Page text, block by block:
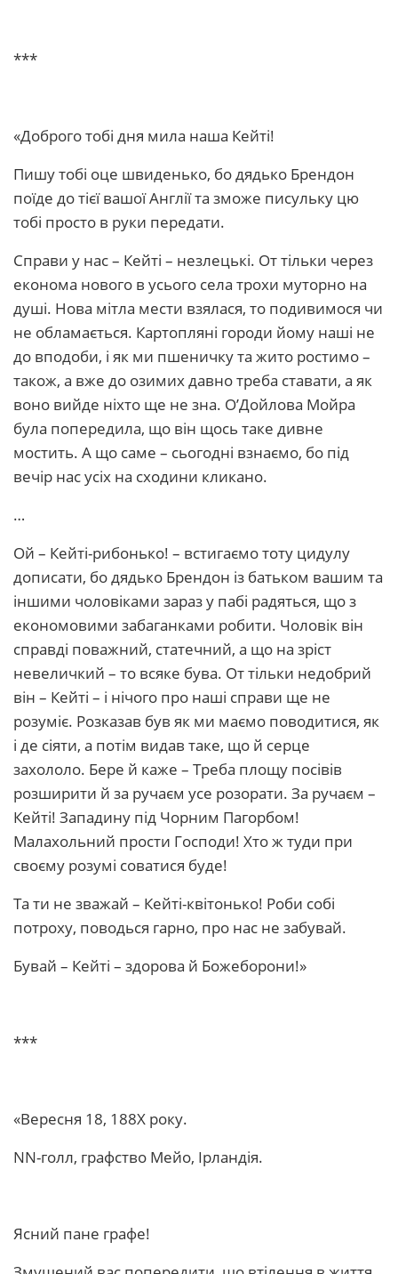
***
«Доброго тобі дня мила наша Кейті!
Пишу тобі оце швиденько, бо дядько Брендон
поїде до тієї вашої Англії та зможе писульку цю
тобі просто в руки передати.
Справи у нас – Кейті – незлецькі. От тільки через
економа нового в усього села трохи муторно на
душі. Нова мітла мести взялася, то подивимося чи
не обламається. Картопляні городи йому наші не
до вподоби, і як ми пшеничку та жито ростимо –
також, а вже до озимих давно треба ставати, а як
воно вийде ніхто ще не зна. О’Дойлова Мойра
була попередила, що він щось таке дивне
мостить. А що саме – сьогодні взнаємо, бо під
вечір нас усіх на сходини кликано.
…
Ой – Кейті-рибонько! – встигаємо тоту цидулу
дописати, бо дядько Брендон із батьком вашим та
іншими чоловіками зараз у пабі радяться, що з
економовими забаганками робити. Чоловік він
справді поважний, статечний, а що на зріст
невеличкий – то всяке бува. От тільки недобрий
він – Кейті – і нічого про наші справи ще не
розуміє. Розказав був як ми маємо поводитися, як
і де сіяти, а потім видав таке, що й серце
захололо. Бере й каже – Треба площу посівів
розширити й за ручаєм усе розорати. За ручаєм –
Кейті! Западину під Чорним Пагорбом!
Малахольний прости Господи! Хто ж туди при
своєму розумі соватися буде!
Та ти не зважай – Кейті-квітонько! Роби собі
потроху, поводься гарно, про нас не забувай.
Бувай – Кейті – здорова й Божеборони!»
***
«Вересня 18, 188Х року.
NN-голл, графство Мейо, Ірландія.
Ясний пане графе!